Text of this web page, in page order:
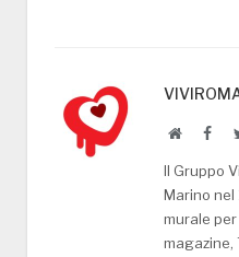
Website
Il Gruppo
Marino nel
murale
magazine,